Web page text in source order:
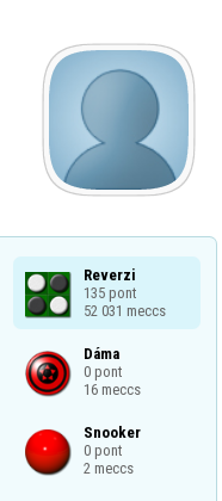
Reverzi
135 pont
52 031 meccs
Dáma
0 pont
16 meccs
Snooker
0 pont
2 meccs